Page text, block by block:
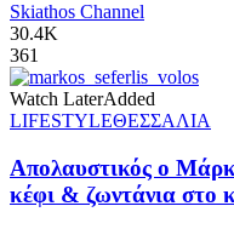
Skiathos Channel
30.4K
361
Watch LaterAdded
LIFESTYLEΘΕΣΣΑΛΙΑ
Απολαυστικός ο
κέφι & ζωντάνια στο